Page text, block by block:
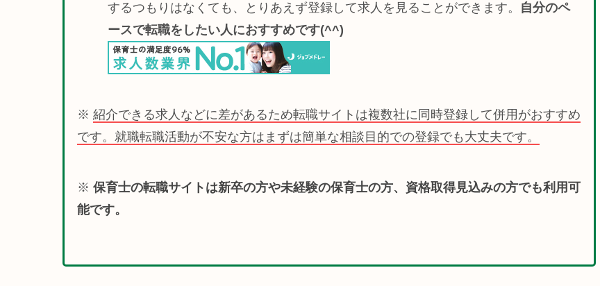
するつもりはなくても、とりあえず登録して求人を見ることができます。
自分のペ
ースで転職をしたい人におすすめです(^^)
※ 紹介できる求人などに差があるため転職サイトは複数社に同時登録して併用がおすすめ
です。就職転職活動が不安な方はまずは簡単な相談目的での登録でも大丈夫です。
※ 保育士の転職サイトは新卒の方や未経験の保育士の方、資格取得見込みの方でも利用可
能です。